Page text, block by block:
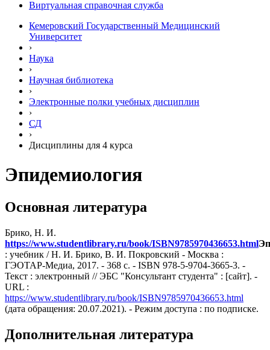
Виртуальная справочная служба
Кемеровский Государственный Медицинский
Университет
›
Наука
›
Научная библиотека
›
Электронные полки учебных диcциплин
›
СД
›
Дисциплины для 4 курса
Эпидемиология
Основная литература
Брико, Н. И.
https://www.studentlibrary.ru/book/ISBN9785970436653.html
: учебник / Н. И. Брико, В. И. Покровский - Москва :
ГЭОТАР-Медиа, 2017. - 368 с. - ISBN 978-5-9704-3665-3. -
Текст : электронный // ЭБС "Консультант студента" : [сайт]. -
URL :
https://www.studentlibrary.ru/book/ISBN9785970436653.html
(дата обращения: 20.07.2021). - Режим доступа : по подписке.
Дополнительная литература